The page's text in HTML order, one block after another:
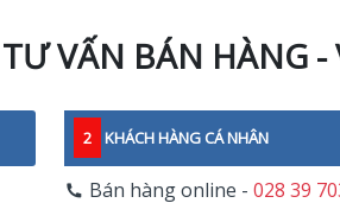
TƯ VẤN BÁN HÀNG -
2 KHÁCH HÀNG CÁ NHÂN
Bán hàng online -028 39